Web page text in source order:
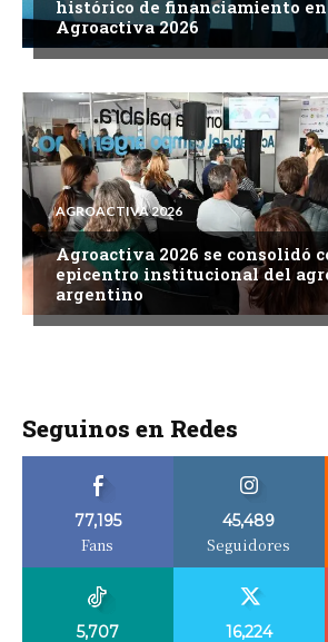
histórico de financiamiento en
Agroactiva 2026
AGROACTIVA 2026
Agroactiva 2026 se consolidó
epicentro institucional del
argentino
Seguinos en Redes
77,195
Fans
45,489
Seguidores
5,707 16,224